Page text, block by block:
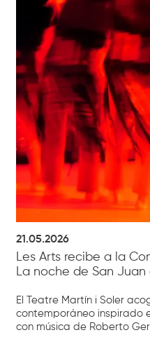
21.05.2026
Les Arts recibe a la
La noche de San Juan
El Teatre Martín i Soler
contemporáneo inspirado
con música de Roberto